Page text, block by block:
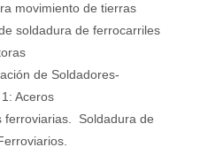
movimiento de tierras
soldadura de ferrocarriles
de Soldadores-
Aceros
ferroviarias. Soldadura de